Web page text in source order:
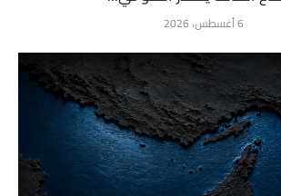
6 أغسطس، 2026